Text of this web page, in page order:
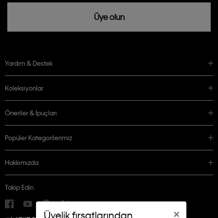
×
Üyelik fırsatlarından
Üye olun
Yardım & Destek
Koleksiyonlar
Öneriler & İpuçları
Popüler Kategorilerimiz
Hakkımızda
Takip Edin